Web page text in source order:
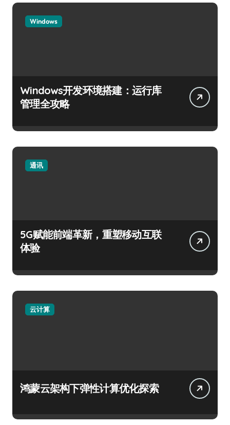
Windows
Windows开发环境搭建：运行库
管理全攻略
通讯
5G赋能前端革新，重塑移动互联
体验
云计算
鸿蒙云架构下弹性计算优化探索